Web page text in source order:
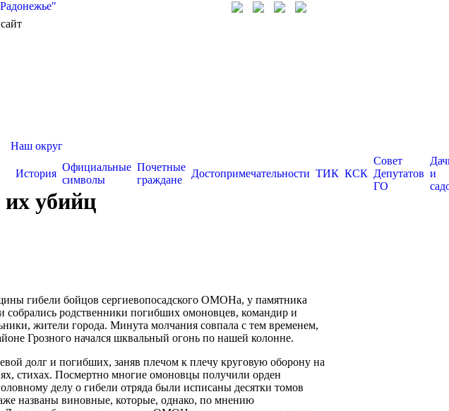
Наш округ
История
Официальные
символы
Почетные
граждане
Достопримечательности ТИК КСК
Совет
Депутатов
ГО
и
их убийц
гибели бойцов сергиевопосадского ОМОНа, у памятника
родственники погибших омоновцев, командир и
жители города. Минута молчания совпала с тем временем,
Грозного начался шквальный огонь по нашей колонне.
долг и погибших, заняв плечом к плечу круговую оборону на
стихах. Посмертно многие омоновцы получили орден
делу о гибели отряда были исписаны десятки томов
названы виновные, которые, однако, по мнению